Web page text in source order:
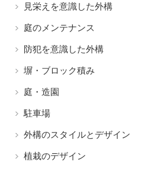
見栄えを意識した外構
庭のメンテナンス
防犯を意識した外構
塀・ブロック積み
庭・造園
駐車場
外構のスタイルとデザイン
植栽のデザイン